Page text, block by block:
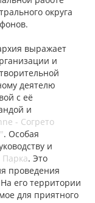
округа
выражает
и
деятелю
с её
и
- Согрето
. Особая
и
. Это
проведения
его территории
для приятного